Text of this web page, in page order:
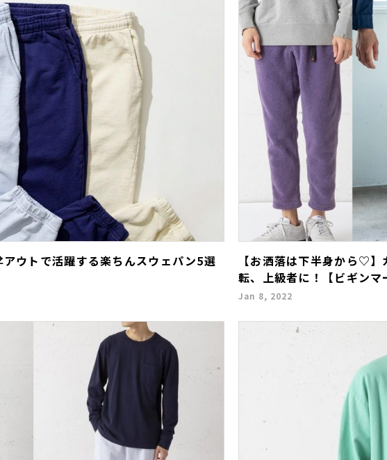
ウトで活躍する楽ちんスウェパン5選
【お洒落は下半身から♡
転、上級者に！【ビギン
Jan 8, 2022